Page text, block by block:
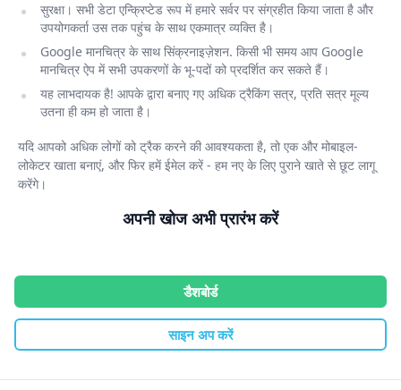
सुरक्षा। सभी डेटा एन्क्रिप्टेड रूप में हमारे सर्वर पर संग्रहीत किया जाता है और
उपयोगकर्ता उस तक पहुंच के साथ एकमात्र व्यक्ति है।
Google मानचित्र के साथ सिंक्रनाइज़ेशन. किसी भी समय आप Google
मानचित्र ऐप में सभी उपकरणों के भू-पदों को प्रदर्शित कर सकते हैं।
यह लाभदायक है! आपके द्वारा बनाए गए अधिक ट्रैकिंग सत्र, प्रति सत्र मूल्य
उतना ही कम हो जाता है।
यदि आपको अधिक लोगों को ट्रैक करने की आवश्यकता है, तो एक और मोबाइल-
लोकेटर खाता बनाएं, और फिर हमें ईमेल करें - हम नए के लिए पुराने खाते से छूट लागू
करेंगे।
अपनी खोज अभी प्रारंभ करें
डैशबोर्ड
साइन अप करें